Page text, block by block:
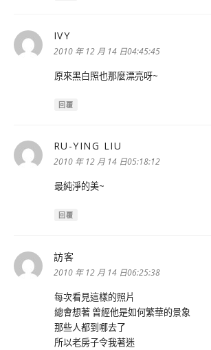
IVY
示:
2010 年 12 月 14 日04:45:45
原來黑白照也那麼漂亮呀~
回覆
RU-YING LIU
示:
2010 年 12 月 14 日05:18:12
最純淨的美~
回覆
訪客
示:
2010 年 12 月 14 日06:25:38
每次看見這樣的照片
總會想著 曾經他是如何繁華的景象
那些人都到哪去了
所以老房子令我著迷